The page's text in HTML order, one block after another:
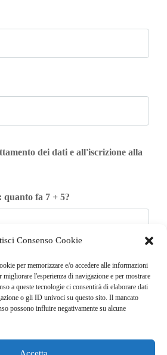
Consenso Cookie
per memorizzare e/o accedere alle informazioni
l'esperienza di navigazione e per mostrare
a queste tecnologie ci consentirà di elaborare dati
o gli ID univoci su questo sito. Il mancato
possono influire negativamente su alcune
Accetta
dei dati e all'iscrizione alla
fa 7 + 5?
Iscriviti